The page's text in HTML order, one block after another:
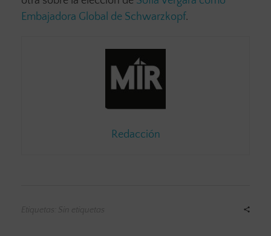
Embajadora Global de Schwarzkopf.
Redacción
Etiquetas: Sin etiquetas